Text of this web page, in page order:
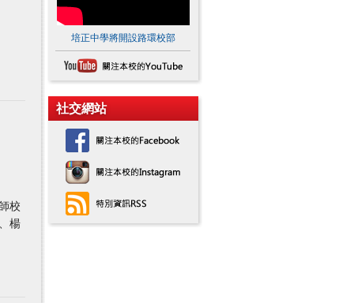
校
楊
培正中學將開設路環校部
社交網站